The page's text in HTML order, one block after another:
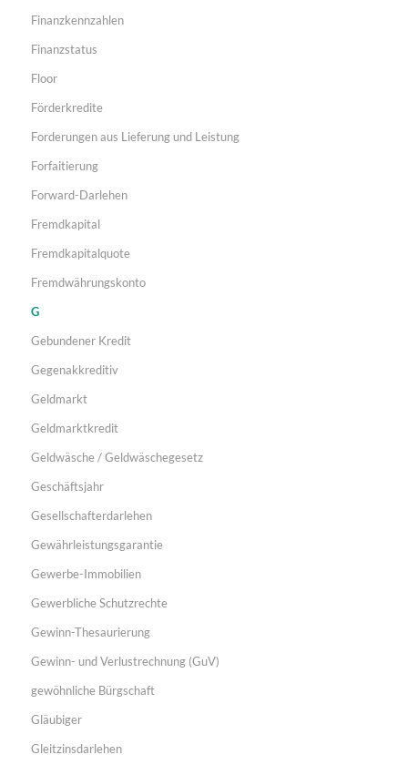
Finanzkennzahlen
Finanzstatus
Floor
Förderkredite
Forderungen aus Lieferung und Leistung
Forfaitierung
Forward-Darlehen
Fremdkapital
Fremdkapitalquote
Fremdwährungskonto
G
Gebundener Kredit
Gegenakkreditiv
Geldmarkt
Geldmarktkredit
Geldwäsche / Geldwäschegesetz
Geschäftsjahr
Gesellschafterdarlehen
Gewährleistungsgarantie
Gewerbe-Immobilien
Gewerbliche Schutzrechte
Gewinn-Thesaurierung
Gewinn- und Verlustrechnung (GuV)
gewöhnliche Bürgschaft
Gläubiger
Gleitzinsdarlehen